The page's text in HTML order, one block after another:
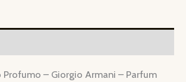
Profumo – Giorgio Armani – Parfum